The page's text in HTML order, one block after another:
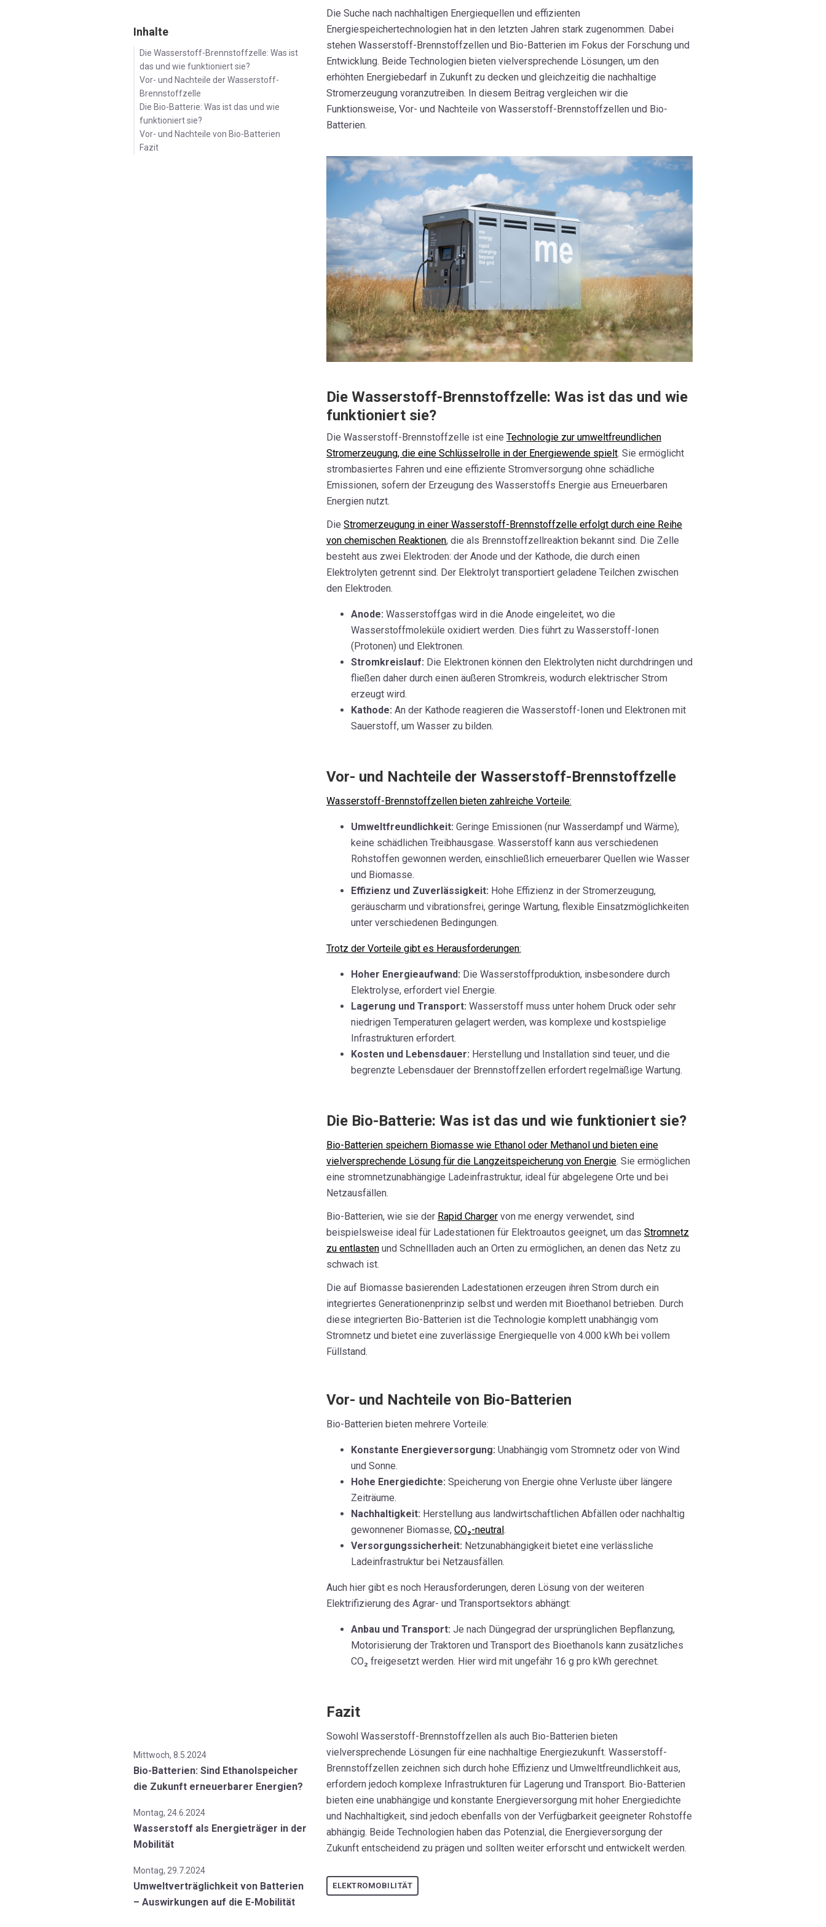
Inhalte
Die Wasserstoff-Brennstoffzelle: Was ist
das und wie funktioniert sie?
Vor- und Nachteile der Wasserstoff-
Brennstoffzelle
Die Bio-Batterie: Was ist das und wie
funktioniert sie?
Vor- und Nachteile von Bio-Batterien
Fazit
Mittwoch, 8.5.2024
Bio-Batterien: Sind Ethanolspeicher
die Zukunft erneuerbarer Energien?
Montag, 24.6.2024
Wasserstoff als Energieträger in der
Mobilität
Montag, 29.7.2024
Umweltverträglichkeit von Batterien
– Auswirkungen auf die E-Mobilität
Die Suche nach nachhaltigen Energiequellen und effizienten
Energiespeichertechnologien hat in den letzten Jahren stark zugenommen. Dabei
stehen Wasserstoff-Brennstoffzellen und Bio-Batterien im Fokus der Forschung und
Entwicklung. Beide Technologien bieten vielversprechende Lösungen, um den
erhöhten Energiebedarf in Zukunft zu decken und gleichzeitig die nachhaltige
Stromerzeugung voranzutreiben. In diesem Beitrag vergleichen wir die
Funktionsweise, Vor- und Nachteile von Wasserstoff-Brennstoffzellen und Bio-
Batterien.
Die Wasserstoff-Brennstoffzelle: Was ist das und wie
funktioniert sie?
Die Wasserstoff-Brennstoffzelle ist eine Technologie zur umweltfreundlichen
Stromerzeugung, die eine Schlüsselrolle in der Energiewende spielt. Sie ermöglicht
strombasiertes Fahren und eine effiziente Stromversorgung ohne schädliche
Emissionen, sofern der Erzeugung des Wasserstoffs Energie aus Erneuerbaren
Energien nutzt.
Die Stromerzeugung in einer Wasserstoff-Brennstoffzelle erfolgt durch eine Reihe
von chemischen Reaktionen, die als Brennstoffzellreaktion bekannt sind. Die Zelle
besteht aus zwei Elektroden: der Anode und der Kathode, die durch einen
Elektrolyten getrennt sind. Der Elektrolyt transportiert geladene Teilchen zwischen
den Elektroden.
Anode: Wasserstoffgas wird in die Anode eingeleitet, wo die
Wasserstoffmoleküle oxidiert werden. Dies führt zu Wasserstoff-Ionen
(Protonen) und Elektronen.
Stromkreislauf: Die Elektronen können den Elektrolyten nicht durchdringen und
fließen daher durch einen äußeren Stromkreis, wodurch elektrischer Strom
erzeugt wird.
Kathode: An der Kathode reagieren die Wasserstoff-Ionen und Elektronen mit
Sauerstoff, um Wasser zu bilden.
Vor- und Nachteile der Wasserstoff-Brennstoffzelle
Wasserstoff-Brennstoffzellen bieten zahlreiche Vorteile:
Umweltfreundlichkeit: Geringe Emissionen (nur Wasserdampf und Wärme),
keine schädlichen Treibhausgase. Wasserstoff kann aus verschiedenen
Rohstoffen gewonnen werden, einschließlich erneuerbarer Quellen wie Wasser
und Biomasse.
Effizienz und Zuverlässigkeit: Hohe Effizienz in der Stromerzeugung,
geräuscharm und vibrationsfrei, geringe Wartung, flexible Einsatzmöglichkeiten
unter verschiedenen Bedingungen.
Trotz der Vorteile gibt es Herausforderungen:
Hoher Energieaufwand: Die Wasserstoffproduktion, insbesondere durch
Elektrolyse, erfordert viel Energie.
Lagerung und Transport: Wasserstoff muss unter hohem Druck oder sehr
niedrigen Temperaturen gelagert werden, was komplexe und kostspielige
Infrastrukturen erfordert.
Kosten und Lebensdauer: Herstellung und Installation sind teuer, und die
begrenzte Lebensdauer der Brennstoffzellen erfordert regelmäßige Wartung.
Die Bio-Batterie: Was ist das und wie funktioniert sie?
Bio-Batterien speichern Biomasse wie Ethanol oder Methanol und bieten eine
vielversprechende Lösung für die Langzeitspeicherung von Energie. Sie ermöglichen
eine stromnetzunabhängige Ladeinfrastruktur, ideal für abgelegene Orte und bei
Netzausfällen.
Bio-Batterien, wie sie der Rapid Charger von me energy verwendet, sind
beispielsweise ideal für Ladestationen für Elektroautos geeignet, um das Stromnetz
zu entlasten und Schnellladen auch an Orten zu ermöglichen, an denen das Netz zu
schwach ist.
Die auf Biomasse basierenden Ladestationen erzeugen ihren Strom durch ein
integriertes Generationenprinzip selbst und werden mit Bioethanol betrieben. Durch
diese integrierten Bio-Batterien ist die Technologie komplett unabhängig vom
Stromnetz und bietet eine zuverlässige Energiequelle von 4.000 kWh bei vollem
Füllstand.
Vor- und Nachteile von Bio-Batterien
Bio-Batterien bieten mehrere Vorteile:
Konstante Energieversorgung: Unabhängig vom Stromnetz oder von Wind
und Sonne.
Hohe Energiedichte: Speicherung von Energie ohne Verluste über längere
Zeiträume.
Nachhaltigkeit: Herstellung aus landwirtschaftlichen Abfällen oder nachhaltig
gewonnener Biomasse, CO₂-neutral.
Versorgungssicherheit: Netzunabhängigkeit bietet eine verlässliche
Ladeinfrastruktur bei Netzausfällen.
Auch hier gibt es noch Herausforderungen, deren Lösung von der weiteren
Elektrifizierung des Agrar- und Transportsektors abhängt:
Anbau und Transport: Je nach Düngegrad der ursprünglichen Bepflanzung,
Motorisierung der Traktoren und Transport des Bioethanols kann zusätzliches
CO₂ freigesetzt werden. Hier wird mit ungefähr 16 g pro kWh gerechnet.
Fazit
Sowohl Wasserstoff-Brennstoffzellen als auch Bio-Batterien bieten
vielversprechende Lösungen für eine nachhaltige Energiezukunft. Wasserstoff-
Brennstoffzellen zeichnen sich durch hohe Effizienz und Umweltfreundlichkeit aus,
erfordern jedoch komplexe Infrastrukturen für Lagerung und Transport. Bio-Batterien
bieten eine unabhängige und konstante Energieversorgung mit hoher Energiedichte
und Nachhaltigkeit, sind jedoch ebenfalls von der Verfügbarkeit geeigneter Rohstoffe
abhängig. Beide Technologien haben das Potenzial, die Energieversorgung der
Zukunft entscheidend zu prägen und sollten weiter erforscht und entwickelt werden.
ELEKTROMOBILITÄT